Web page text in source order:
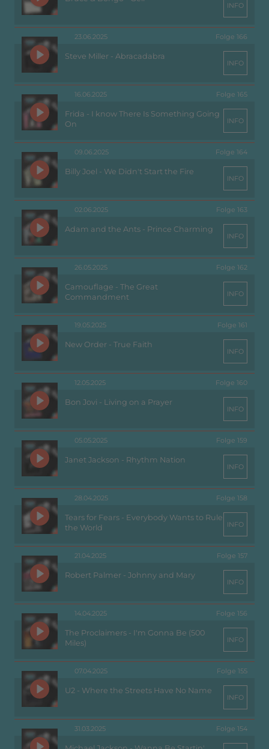
INFO
23.06.2025 Folge 166
Steve Miller - Abracadabra
INFO
16.06.2025 Folge 165
Frida - I know There Is Something Going
On
INFO
09.06.2025 Folge 164
Billy Joel - We Didn't Start the Fire
INFO
02.06.2025 Folge 163
Adam and the Ants - Prince Charming
INFO
26.05.2025 Folge 162
Camouflage - The Great
Commandment
INFO
19.05.2025 Folge 161
New Order - True Faith
INFO
12.05.2025 Folge 160
Bon Jovi - Living on a Prayer
INFO
05.05.2025 Folge 159
Janet Jackson - Rhythm Nation
INFO
28.04.2025 Folge 158
Tears for Fears - Everybody Wants to Rule
the World
INFO
21.04.2025 Folge 157
Robert Palmer - Johnny and Mary
INFO
14.04.2025 Folge 156
The Proclaimers - I'm Gonna Be (500
Miles)
INFO
07.04.2025 Folge 155
U2 - Where the Streets Have No Name
INFO
31.03.2025 Folge 154